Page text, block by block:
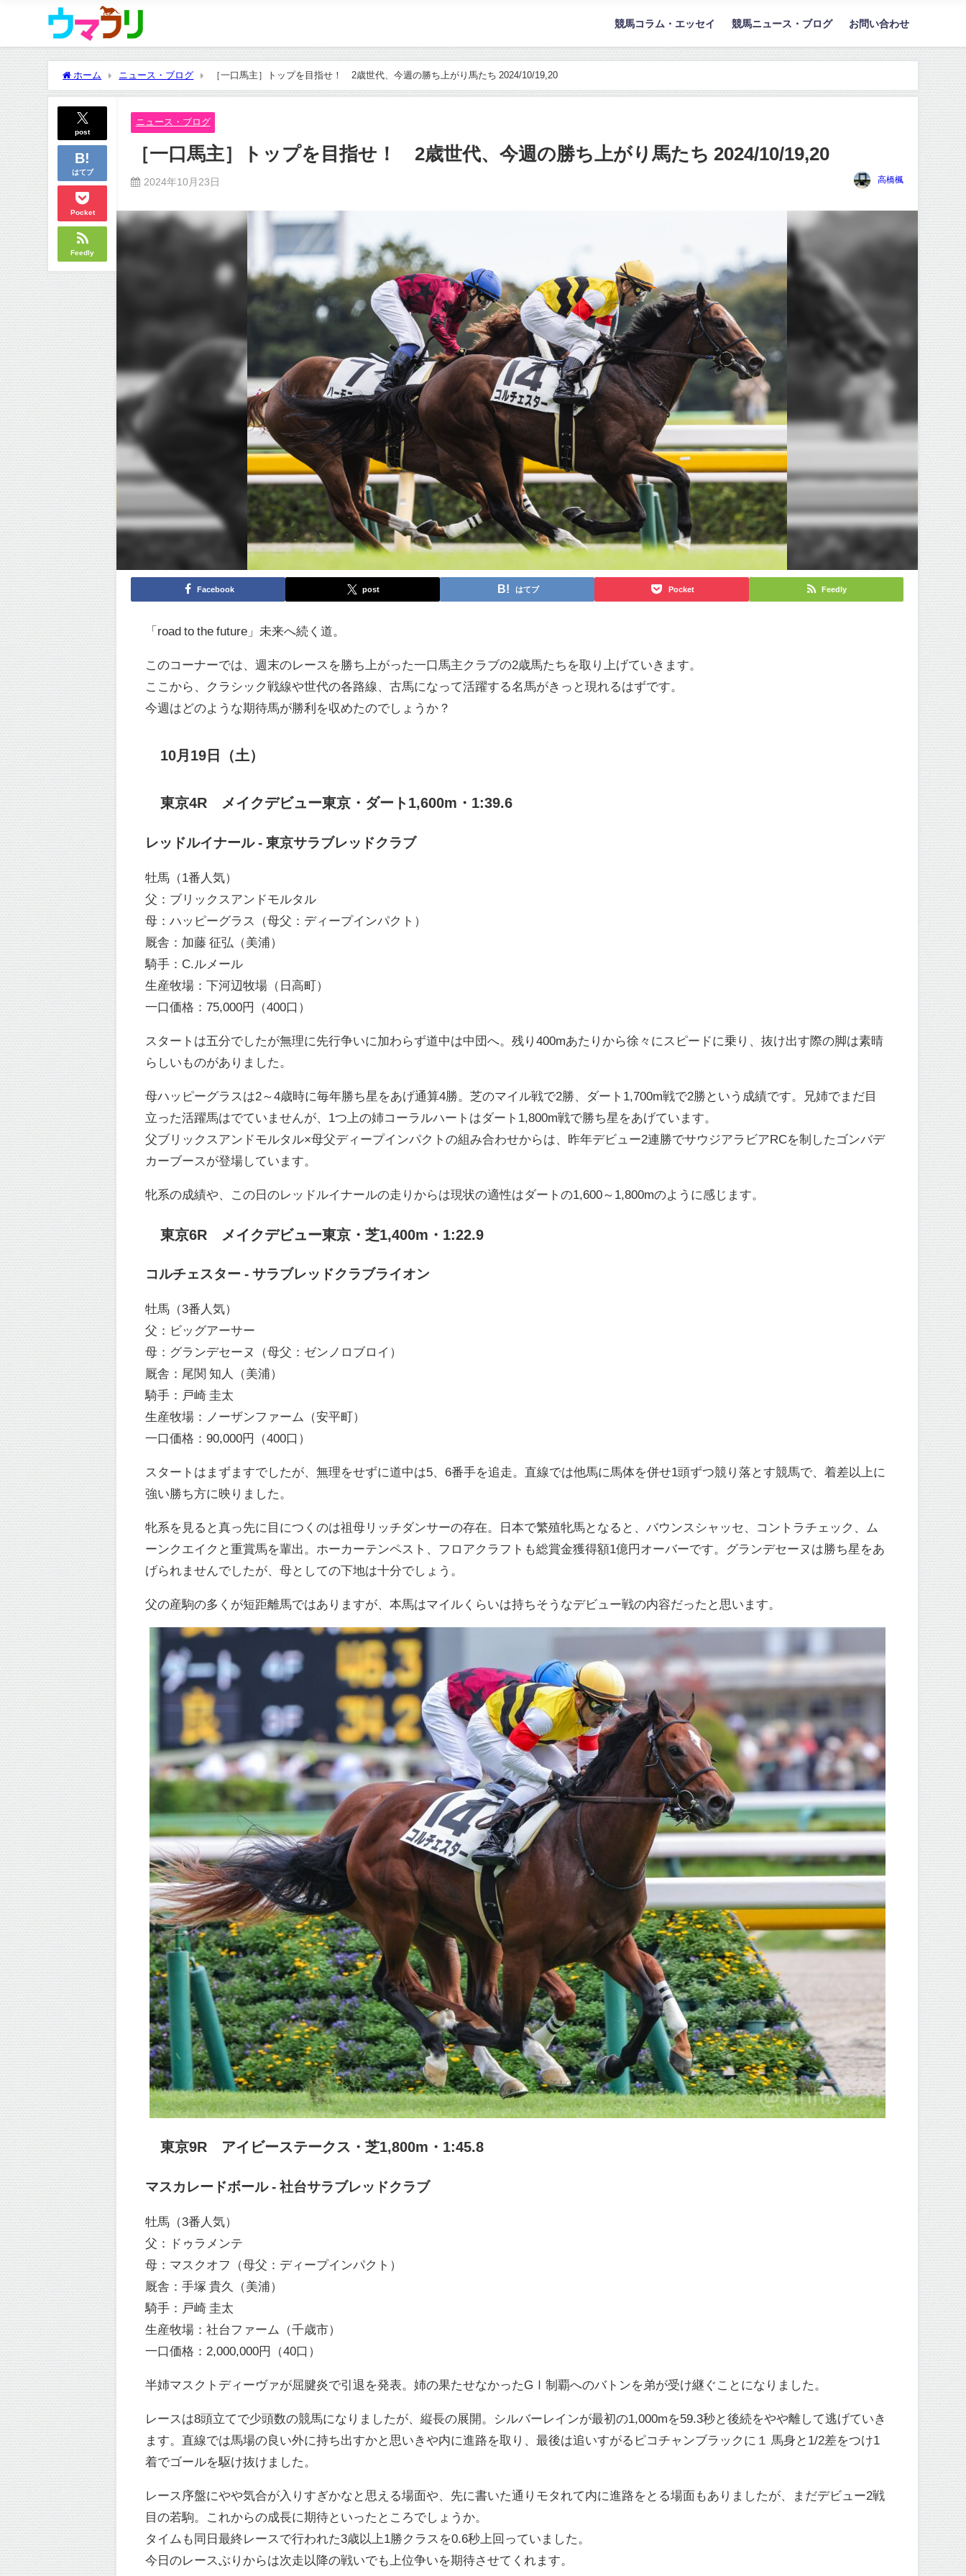
競馬コラム・エッセイ 競馬ニュース・ブログ お問い合わせ
ホーム ニュース・ブログ ［一口馬主］トップを目指せ！ 2歳世代、今週の勝ち上がり馬たち 2024/10/19,20
post
はてブ
Pocket
Feedly
ニュース・ブログ
［一口馬主］トップを目指せ！ 2歳世代、今週の勝ち上がり馬たち 2024/10/19,20
2024年10月23日 高橋楓
Facebook post はてブ Pocket Feedly
「road to the future」未来へ続く道。
このコーナーでは、週末のレースを勝ち上がった一口馬主クラブの2歳馬たちを取り上げていきます。
ここから、クラシック戦線や世代の各路線、古馬になって活躍する名馬がきっと現れるはずです。
今週はどのような期待馬が勝利を収めたのでしょうか？
10月19日（土）
東京4R メイクデビュー東京・ダート1,600m・1:39.6
レッドルイナール - 東京サラブレッドクラブ
牡馬（1番人気）
父：ブリックスアンドモルタル
母：ハッピーグラス（母父：ディープインパクト）
厩舎：加藤 征弘（美浦）
騎手：C.ルメール
生産牧場：下河辺牧場（日高町）
一口価格：75,000円（400口）
スタートは五分でしたが無理に先行争いに加わらず道中は中団へ。残り400mあたりから徐々にスピードに乗り、抜け出す際の脚は素晴
らしいものがありました。
母ハッピーグラスは2～4歳時に毎年勝ち星をあげ通算4勝。芝のマイル戦で2勝、ダート1,700m戦で2勝という成績です。兄姉でまだ目
立った活躍馬はでていませんが、1つ上の姉コーラルハートはダート1,800m戦で勝ち星をあげています。
父ブリックスアンドモルタル×母父ディープインパクトの組み合わせからは、昨年デビュー2連勝でサウジアラビアRCを制したゴンバデ
カーブースが登場しています。
牝系の成績や、この日のレッドルイナールの走りからは現状の適性はダートの1,600～1,800mのように感じます。
東京6R メイクデビュー東京・芝1,400m・1:22.9
コルチェスター - サラブレッドクラブライオン
牡馬（3番人気）
父：ビッグアーサー
母：グランデセーヌ（母父：ゼンノロブロイ）
厩舎：尾関 知人（美浦）
騎手：戸崎 圭太
生産牧場：ノーザンファーム（安平町）
一口価格：90,000円（400口）
スタートはまずますでしたが、無理をせずに道中は5、6番手を追走。直線では他馬に馬体を併せ1頭ずつ競り落とす競馬で、着差以上に
強い勝ち方に映りました。
牝系を見ると真っ先に目につくのは祖母リッチダンサーの存在。日本で繁殖牝馬となると、バウンスシャッセ、コントラチェック、ム
ーンクエイクと重賞馬を輩出。ホーカーテンペスト、フロアクラフトも総賞金獲得額1億円オーバーです。グランデセーヌは勝ち星をあ
げられませんでしたが、母としての下地は十分でしょう。
父の産駒の多くが短距離馬ではありますが、本馬はマイルくらいは持ちそうなデビュー戦の内容だったと思います。
東京9R アイビーステークス・芝1,800m・1:45.8
マスカレードボール - 社台サラブレッドクラブ
牡馬（3番人気）
父：ドゥラメンテ
母：マスクオフ（母父：ディープインパクト）
厩舎：手塚 貴久（美浦）
騎手：戸崎 圭太
生産牧場：社台ファーム（千歳市）
一口価格：2,000,000円（40口）
半姉マスクトディーヴァが屈腱炎で引退を発表。姉の果たせなかったGⅠ制覇へのバトンを弟が受け継ぐことになりました。
レースは8頭立てで少頭数の競馬になりましたが、縦長の展開。シルバーレインが最初の1,000mを59.3秒と後続をやや離して逃げていき
ます。直線では馬場の良い外に持ち出すかと思いきや内に進路を取り、最後は追いすがるピコチャンブラックに１ 馬身と1/2差をつけ1
着でゴールを駆け抜けました。
レース序盤にやや気合が入りすぎかなと思える場面や、先に書いた通りモタれて内に進路をとる場面もありましたが、まだデビュー2戦
目の若駒。これからの成長に期待といったところでしょうか。
タイムも同日最終レースで行われた3歳以上1勝クラスを0.6秒上回っていました。
今日のレースぶりからは次走以降の戦いでも上位争いを期待させてくれます。